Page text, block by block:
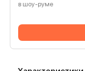
в шоу-руме